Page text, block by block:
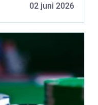
02 juni 2026